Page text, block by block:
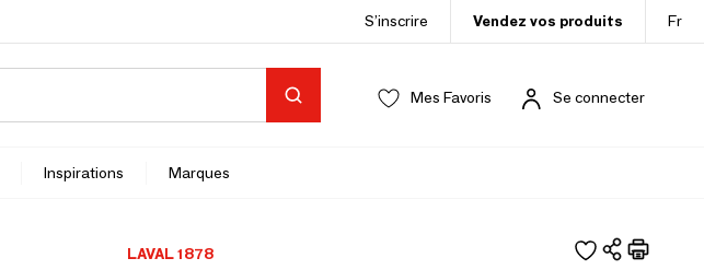
S’inscrire Vendez vos produits Fr
Mes Favoris Se connecter
Inspirations Marques
LAVAL 1878